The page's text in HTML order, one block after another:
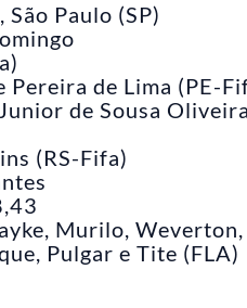
Paulo (SP)
de Lima (PE-
de Sousa
(RS-Fifa)
Murilo,
Pulgar e Tite (FLA)